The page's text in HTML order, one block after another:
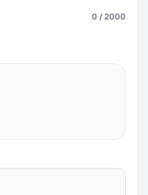
0 / 2000